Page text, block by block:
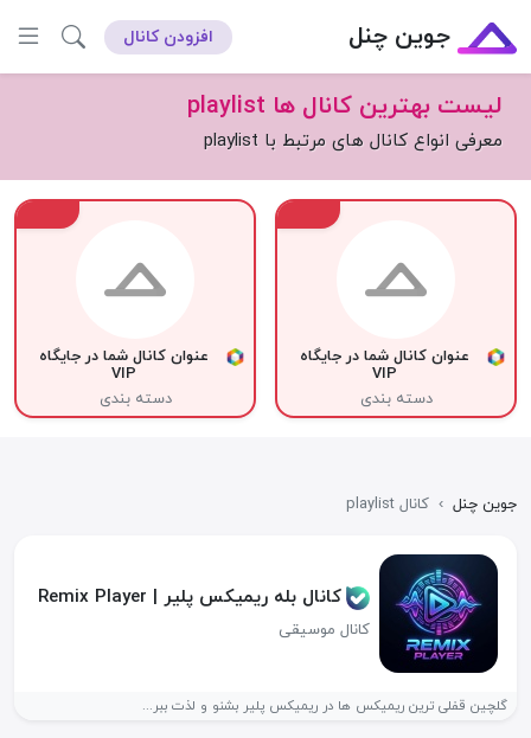
جوین چنل افزودن کانال
لیست بهترین کانال ها playlist
معرفی انواع کانال های مرتبط با playlist
عنوان کانال شما در جایگاه
VIP
دسته بندی
عنوان کانال شما در جایگاه
VIP
دسته بندی
جوین چنل › کانال playlist
کانال بله ریمیکس پلیر | Remix Player
کانال موسیقی
گلچین قفلی ترین ریمیکس ها در ریمیکس پلیر بشنو و لذت ببر...